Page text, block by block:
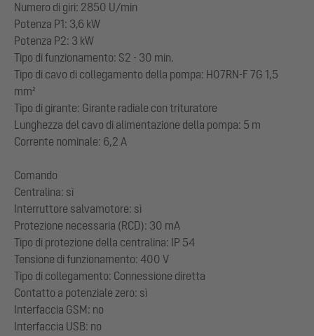
Numero di giri: 2850 U/min
Potenza P1: 3,6 kW
Potenza P2: 3 kW
Tipo di funzionamento: S2 - 30 min.
Tipo di cavo di collegamento della pompa: H07RN-F 7G 1,5
mm²
Tipo di girante: Girante radiale con trituratore
Lunghezza del cavo di alimentazione della pompa: 5 m
Corrente nominale: 6,2 A
Comando
Centralina: sì
Interruttore salvamotore: sì
Protezione necessaria (RCD): 30 mA
Tipo di protezione della centralina: IP 54
Tensione di funzionamento: 400 V
Tipo di collegamento: Connessione diretta
Contatto a potenziale zero: sì
Interfaccia GSM: no
Interfaccia USB: no